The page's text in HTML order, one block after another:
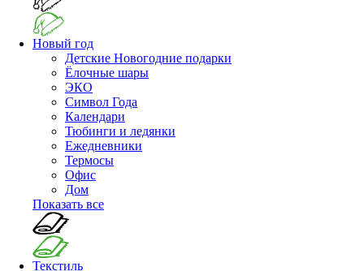
Новый год
Детские Новогодние подарки
Ёлочные шары
ЭКО
Символ Года
Календари
Тюбинги и ледянки
Ежедневники
Термосы
Офис
Дом
Показать все
Текстиль